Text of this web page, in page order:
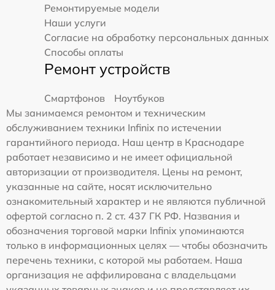
Ремонтируемые модели
Наши услуги
Согласие на обработку персональных данных
Способы оплаты
Ремонт устройств
Смартфонов
Ноутбуков
Мы занимаемся ремонтом и техническим
обслуживанием техники Infinix по истечении
гарантийного периода. Наш центр в Краснодаре
работает независимо и не имеет официальной
авторизации от производителя. Цены на ремонт,
указанные на сайте, носят исключительно
ознакомительный характер и не являются публичной
офертой согласно п. 2 ст. 437 ГК РФ. Названия и
обозначения торговой марки Infinix упоминаются
только в информационных целях — чтобы обозначить
перечень техники, с которой мы работаем. Наша
организация не аффилирована с владельцами